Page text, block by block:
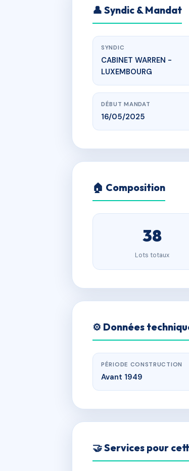
👤 Syndic & Mandat
SYNDIC
CABINET WARREN -
LUXEMBOURG
DÉBUT MANDAT
16/05/2025
🏠 Composition
38
Lots totaux
⚙️ Données
PÉRIODE CONSTRUCTION
Avant 1949
🤝 Services pour